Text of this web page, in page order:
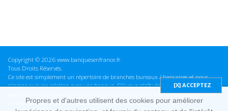
Copyright © 2026 www.banquesenfrance.fr
Tous Droits Réservés.
Ce site est simplement un répertoire de branches bureaux / bancaires et nous
n'avons aucune relation avec une banque. S'il vous plaît vérifier ces informations
avant d'effectuer toute opération, nous ne sommes pas responsables des erreurs
ou des omissions dans les informations que nous fournissons.
Propres et d'autres utilisent des cookies pour améliorer